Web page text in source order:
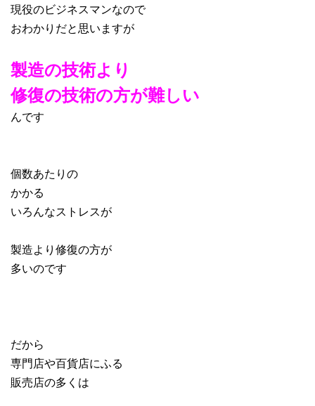
現役のビジネスマンなので
おわかりだと思いますが
製造の技術より
修復の技術の方が難しい
んです
個数あたりの
かかる
いろんなストレスが
製造より修復の方が
多いのです
だから
専門店や百貨店にふる
販売店の多くは